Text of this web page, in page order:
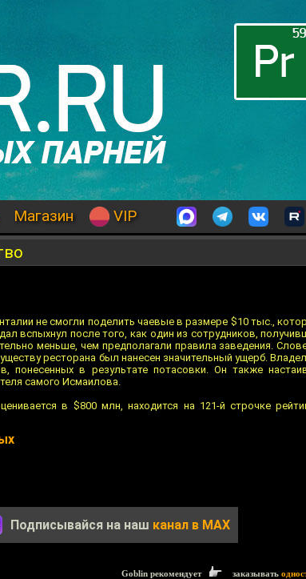
Магазин VIP
не смогли поделить чаевые в размере $10 тыс.,
вспыхнул после того, как один из сотрудников,
меньше, чем предполагали правила заведения.
ресторана был нанесен значительный ущерб.
понесенных в результате потасовки. Он также
самого Исмаилова.
в $800 млн, находится на 121-й строчке
Подписывайся на наш канал в MAX
Goblin рекомендует заказывать